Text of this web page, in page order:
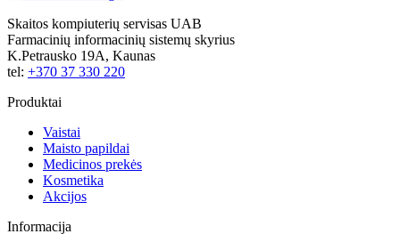
Skaitos kompiuterių servisas UAB
Farmacinių informacinių sistemų skyrius
K.Petrausko 19A, Kaunas
tel: +370 37 330 220
Produktai
Vaistai
Maisto papildai
Medicinos prekės
Kosmetika
Akcijos
Informacija